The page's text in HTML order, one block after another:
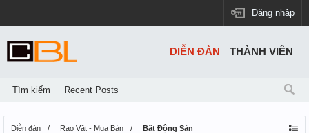
Đăng nhập
Diễn đàn Rao Vặt - Mua Bán Bất Động Sản
DIỄN ĐÀN
Tìm kiếm Recent Posts
THÀNH VIÊN